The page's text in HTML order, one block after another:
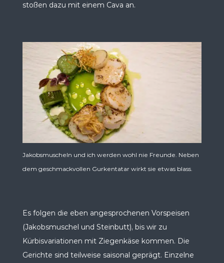
stoßen dazu mit einem Cava an.
Jakobsmuscheln und ich werden wohl nie Freunde. Neben
dem geschmackvollen Gurkentatar wirkt sie etwas blass.
Es folgen die eben angesprochenen Vorspeisen
(Jakobsmuschel und Steinbutt), bis wir zu
Kürbisvariationen mit Ziegenkäse kommen. Die
Gerichte sind teilweise saisonal geprägt. Einzelne